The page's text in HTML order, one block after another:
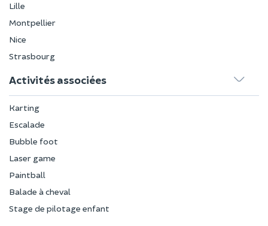
Lille
Montpellier
Nice
Strasbourg
Activités associées
Karting
Escalade
Bubble foot
Laser game
Paintball
Balade à cheval
Stage de pilotage enfant